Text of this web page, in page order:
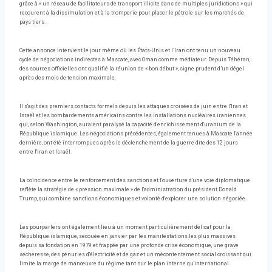
grâce à « un réseau de facilitateurs de transport illicite dans de multiples juridictions » qui
recourent à la dissimulation et à la tromperie pour placer le pétrole sur les marchés de
pays tiers.
Cette annonce intervient le jour même où les États-Unis et l’Iran ont tenu un nouveau
cycle de négociations indirectes à Mascate, avec Oman comme médiateur. Depuis Téhéran,
des sources officielles ont qualifié la réunion de « bon début », signe prudent d’un dégel
après des mois de tension maximale.
Il s'agit des premiers contacts formels depuis les attaques croisées de juin entre l'Iran et
Israël et les bombardements américains contre les installations nucléaires iraniennes
qui, selon Washington, auraient paralysé la capacité d'enrichissement d'uranium de la
République islamique. Les négociations précédentes, également tenues à Mascate l'année
dernière, ont été interrompues après le déclenchement de la guerre dite des 12 jours
entre l'Iran et Israël.
La coïncidence entre le renforcement des sanctions et l'ouverture d'une voie diplomatique
reflète la stratégie de « pression maximale » de l'administration du président Donald
Trump, qui combine sanctions économiques et volonté d'explorer une solution négociée.
Les pourparlers ont également lieu à un moment particulièrement délicat pour la
République islamique, secouée en janvier par les manifestations les plus massives
depuis sa fondation en 1979 et frappée par une profonde crise économique, une grave
sécheresse, des pénuries d'électricité et de gaz et un mécontentement social croissant qui
limite la marge de manœuvre du régime tant sur le plan interne qu'international.